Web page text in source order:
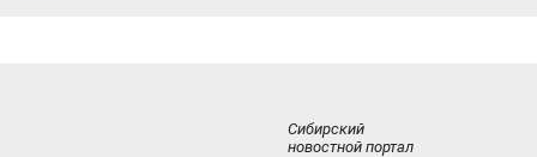
Сибирский
новостной портал